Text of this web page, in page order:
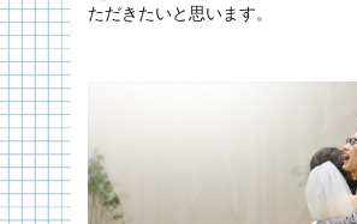
ただきたいと思います。